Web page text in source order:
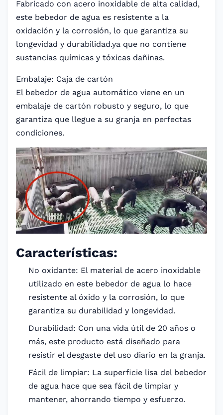
Fabricado con acero inoxidable de alta calidad,
este bebedor de agua es resistente a la
oxidación y la corrosión, lo que garantiza su
longevidad y durabilidad.ya que no contiene
sustancias químicas y tóxicas dañinas.
Embalaje: Caja de cartón
El bebedor de agua automático viene en un
embalaje de cartón robusto y seguro, lo que
garantiza que llegue a su granja en perfectas
condiciones.
Características:
No oxidante: El material de acero inoxidable
utilizado en este bebedor de agua lo hace
resistente al óxido y la corrosión, lo que
garantiza su durabilidad y longevidad.
Durabilidad: Con una vida útil de 20 años o
más, este producto está diseñado para
resistir el desgaste del uso diario en la granja.
Fácil de limpiar: La superficie lisa del bebedor
de agua hace que sea fácil de limpiar y
mantener, ahorrando tiempo y esfuerzo.